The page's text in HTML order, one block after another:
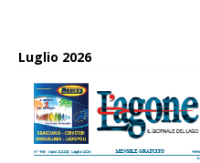
Luglio 2026